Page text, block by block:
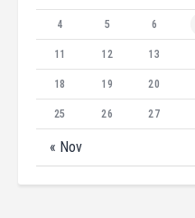
« Nov
4 5 6
11 12 13
18 19 20
25 26 27